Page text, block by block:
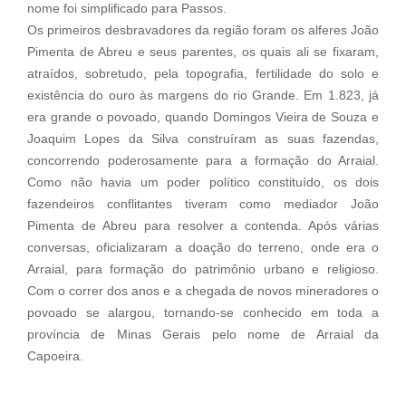
nome foi simplificado para Passos.
Os primeiros desbravadores da região foram os alferes João
Pimenta de Abreu e seus parentes, os quais ali se fixaram,
atraídos, sobretudo, pela topografia, fertilidade do solo e
existência do ouro às margens do rio Grande. Em 1.823, já
era grande o povoado, quando Domingos Vieira de Souza e
Joaquim Lopes da Silva construíram as suas fazendas,
concorrendo poderosamente para a formação do Arraial.
Como não havia um poder político constituído, os dois
fazendeiros conflitantes tiveram como mediador João
Pimenta de Abreu para resolver a contenda. Após várias
conversas, oficializaram a doação do terreno, onde era o
Arraial, para formação do patrimônio urbano e religioso.
Com o correr dos anos e a chegada de novos mineradores o
povoado se alargou, tornando-se conhecido em toda a
província de Minas Gerais pelo nome de Arraial da
Capoeira.